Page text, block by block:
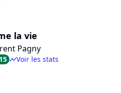
la vie
Pagny
15 timelineVoir les stats